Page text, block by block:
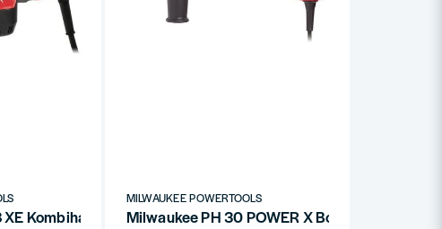
Kombihammare (SDS+)
MILWAUKEE POWERTOOLS
Milwaukee PH 30 POWER X Borrhammare